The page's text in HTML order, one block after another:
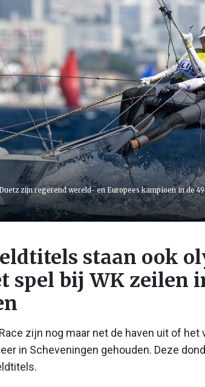
zijn regerend wereld- en Europees kampioen in de
staan ook
spel bij WK zeilen
zijn nog maar net de haven uit of het
in Scheveningen gehouden. Deze